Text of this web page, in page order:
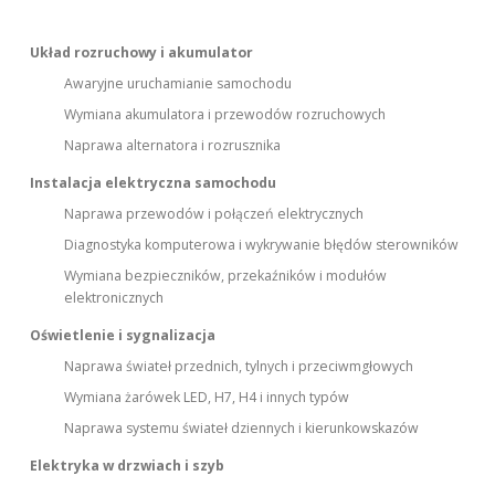
Układ rozruchowy i akumulator
Awaryjne uruchamianie samochodu
Wymiana akumulatora i przewodów rozruchowych
Naprawa alternatora i rozrusznika
Instalacja elektryczna samochodu
Naprawa przewodów i połączeń elektrycznych
Diagnostyka komputerowa i wykrywanie błędów sterowników
Wymiana bezpieczników, przekaźników i modułów
elektronicznych
Oświetlenie i sygnalizacja
Naprawa świateł przednich, tylnych i przeciwmgłowych
Wymiana żarówek LED, H7, H4 i innych typów
Naprawa systemu świateł dziennych i kierunkowskazów
Elektryka w drzwiach i szyb